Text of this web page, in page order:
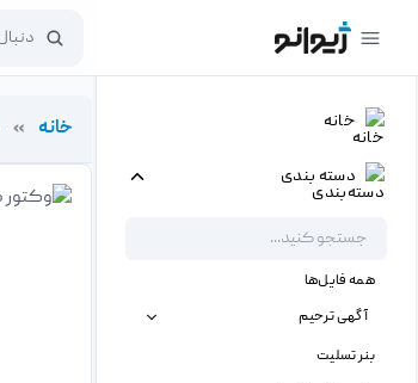
خانه
دسته بندی
همه فایل‌ها
آگهی ترحیم
بنر تسلیت
خانه »